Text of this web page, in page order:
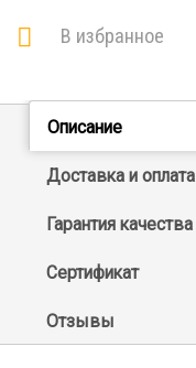
В избранное
Описание
Доставка и оплата
Гарантия качества
Сертификат
Отзывы